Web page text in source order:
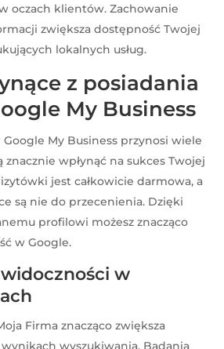
oczach klientów. Zachowanie
zwiększa dostępność Twojej
lokalnych usług.
z posiadania
My Business
My Business przynosi wiele
wpłynąć na sukces Twojej
jest całkowicie darmowa, a
są nie do przecenienia. Dzięki
profilowi możesz znacząco
w Google.
w
Firma znacząco zwiększa
wyszukiwania. Badania